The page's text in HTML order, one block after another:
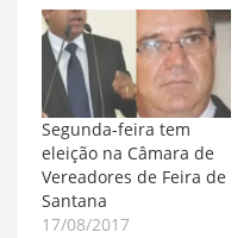
qualquer hora do dia
nesta segunda-feira,
em Feira de Santana. A
temperatura vai variar
de 18 a 29 graus
centígrados. Esse
mesmo quadro se
apresenta…
Segunda-feira tem
eleição na Câmara de
Vereadores de Feira de
Santana
17/08/2017